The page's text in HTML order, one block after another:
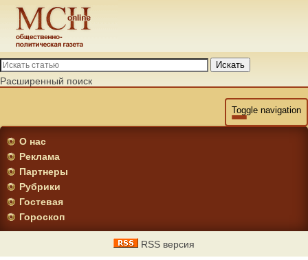
Искать
Расширенный поиск
Toggle navigation
О нас
Реклама
Партнеры
Рубрики
Гостевая
Гороскоп
RSS версия